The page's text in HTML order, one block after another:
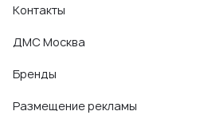
Контакты
ДМС Москва
Бренды
Размещение рекламы